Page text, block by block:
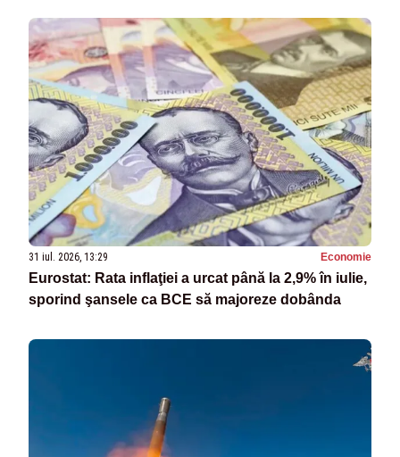
31 iul. 2026, 13:29 Economie
Eurostat: Rata inflaţiei a urcat până la 2,9% în iulie,
sporind şansele ca BCE să majoreze dobânda